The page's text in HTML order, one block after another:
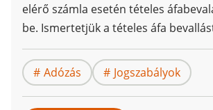
elérő számla esetén tételes
be. Ismertetjük a tételes áfa
Adózás Jogszabályok